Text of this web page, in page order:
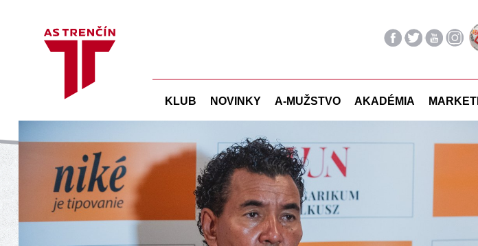
KLUB NOVINKY A-MUŽSTVO AKADÉMIA